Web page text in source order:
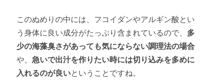
このぬめりの中には、フコイダンやアルギン酸とい
う身体に良い成分がたっぷり含まれているので、 多
少の海藻臭さがあっても気にならない調理法の場合
や、急いで出汁を作りたい時には切り込みを多めに
入れるのが良いということですね。